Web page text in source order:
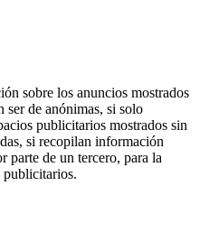
sobre los anuncios mostrados
ser de anónimas, si solo
publicitarios mostrados sin
si recopilan información
parte de un tercero, para la
publicitarios.